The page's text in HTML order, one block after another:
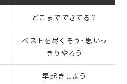
どこまでできてる？
ベストを尽くそう・思いっ
きりやろう
早起きしよう